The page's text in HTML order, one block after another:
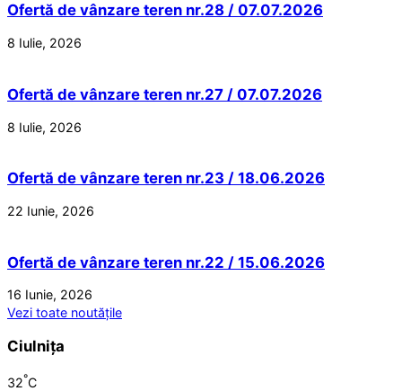
Ofertă de vânzare teren nr.28 / 07.07.2026
8 Iulie, 2026
Ofertă de vânzare teren nr.27 / 07.07.2026
8 Iulie, 2026
Ofertă de vânzare teren nr.23 / 18.06.2026
22 Iunie, 2026
Ofertă de vânzare teren nr.22 / 15.06.2026
16 Iunie, 2026
Vezi toate noutățile
Ciulnița
32°C